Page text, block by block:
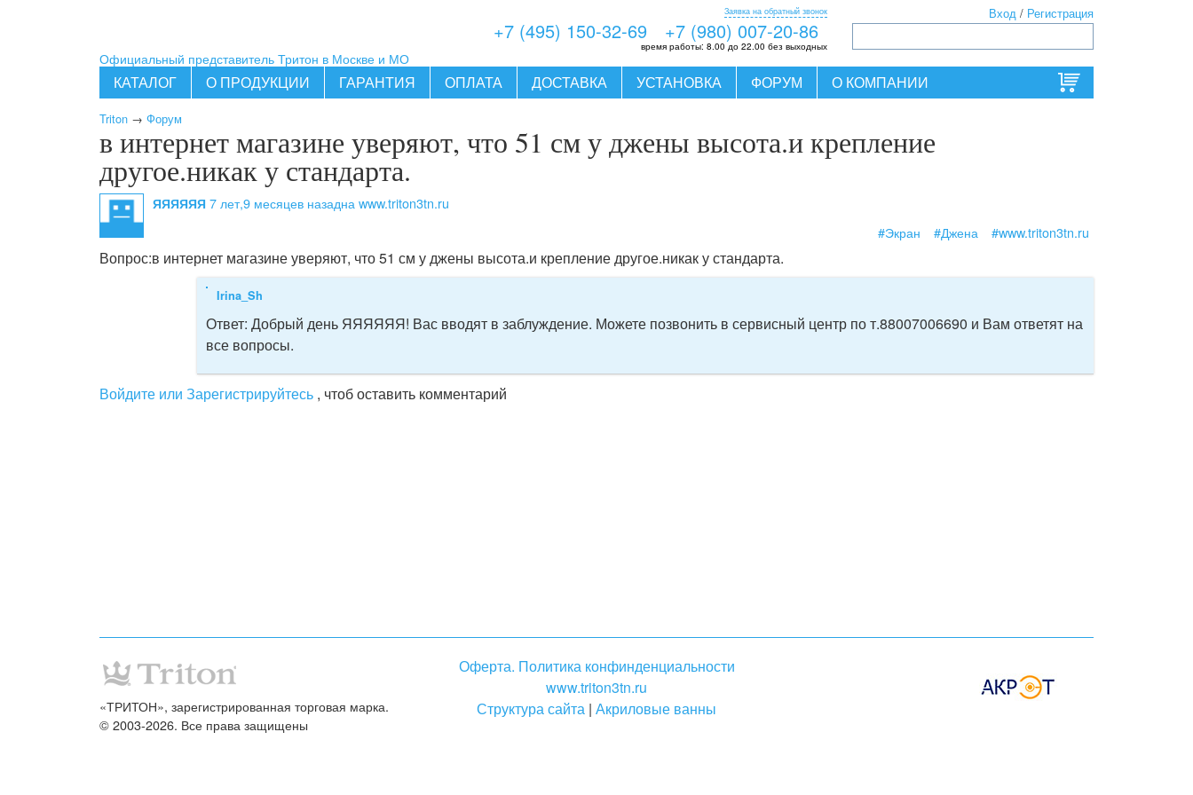
Официальный представитель Тритон в Москве и МО
+7 (495) 150-32-69 +7 (980) 007-20-86
Заявка на обратный звонок
время работы: 8.00 до 22.00 без выходных
Вход / Регистрация
КАТАЛОГ О ПРОДУКЦИИ ГАРАНТИЯ ОПЛАТА ДОСТАВКА УСТАНОВКА ФОРУМ О КОМПАНИИ
Triton → Форум
в интернет магазине уверяют, что 51 см у джены высота.и крепление
другое.никак у стандарта.
ЯЯЯЯЯЯ 7 лет,9 месяцев назадна www.triton3tn.ru
#Экран
#Джена #www.triton3tn.ru
Вопрос:в интернет магазине уверяют, что 51 см у джены высота.и крепление другое.никак у стандарта.
Irina_Sh
Ответ: Добрый день ЯЯЯЯЯЯ! Вас вводят в заблуждение. Можете позвонить в сервисный центр по т.88007006690 и Вам ответят на
все вопросы.
Войдите или Зарегистрируйтесь , чтоб оставить комментарий
Оферта. Политика конфинденциальности
www.triton3tn.ru
Структура сайта | Акриловые ванны
«ТРИТОН», зарегистрированная торговая марка.
© 2003-2026. Все права защищены